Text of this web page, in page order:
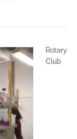
Rotary
Club